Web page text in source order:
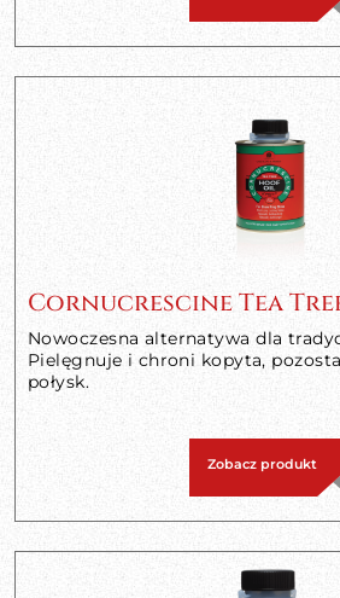
Cornucrescine Tea
Nowoczesna alternatywa dla
Pielęgnuje i chroni kopyta,
połysk.
Zobacz produkt